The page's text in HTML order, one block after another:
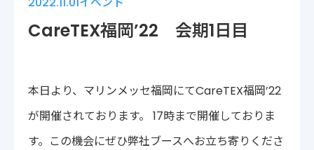
会社案内
株式会社バイオシルバー
〒222-0033
神奈川県横浜市港北区新横浜2-14-4 シルバービル1F
CareTEX福岡’22 会期1日目
本日より、マリンメッセ福岡にてCareTEX福岡’22
が開催されております。 17時まで開催しておりま
す。この機会にぜひ弊社ブースへお立ち寄りくださ